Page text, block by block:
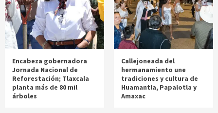
Encabeza gobernadora
Jornada Nacional de
Reforestación; Tlaxcala
planta más de 80 mil
árboles
Callejoneada del
hermanamiento une
tradiciones y cultura de
Huamantla, Papalotla y
Amaxac